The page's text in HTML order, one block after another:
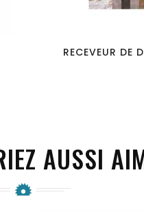
favorite_border visibility
RECEVEUR DE
AUSSI